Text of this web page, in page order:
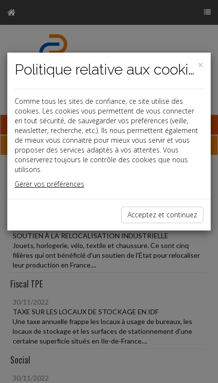
Base documentaire
Dépêches
Liste des dernières dépêches
SOUTIEN À LA RELOCALISATION INDUSTRIELLE
Jouets, horlogerie, vélo, textile et chaussure. Ce sont cinq
filières qui ont bénéficié d'un soutien de l'État pour relocaliser
leur production en France....
Fiscal TPE
30/11/2022
TAXE SUR LES LOCAUX DE STOCKAGE EN IDF
Une taxe annuelle frappe les locaux à usage de bureaux, les
locaux de stockage et les surfaces de stationnement d'une
certaine superficie situés en Ile-de-France....
Social
30/11/2022
×
Politique relative aux cookies
Comme tous les sites de confiance, ce site utilise des
cookies. Les cookies vous permettent de vous connecter
en tout sécurité, de sauvegarder vos préférences (veille,
newsletter, recherche, etc.). Ils nous permettent également
de mieux vous connaitre pour mieux vous servir et vous
proposer des services adaptés à vos attentes. Vous
conserverez toujours le contrôle des cookies que nous
utilisons.
Gérer vos préférences
Acceptez et continuez